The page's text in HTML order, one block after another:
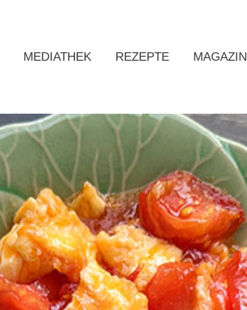
MEDIATHEK REZEPTE MAGAZIN